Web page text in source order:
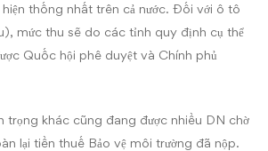
thống nhất trên cả nước. Đối với ô tô
mức thu sẽ do các tỉnh quy định cụ thể
Quốc hội phê duyệt và Chính phủ
trọng khác cũng đang được nhiều DN chờ
lại tiền thuế Bảo vệ môi trường đã nộp.